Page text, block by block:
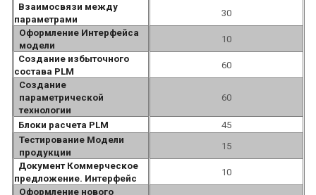
Взаимосвязи между
параметрами
30
Оформление Интерфейса
модели
10
Создание избыточного
состава PLM
60
Создание
параметрической
технологии
60
Блоки расчета PLM
45
Тестирование Модели
продукции
15
Документ Коммерческое
предложение. Интерфейс
10
Оформление нового